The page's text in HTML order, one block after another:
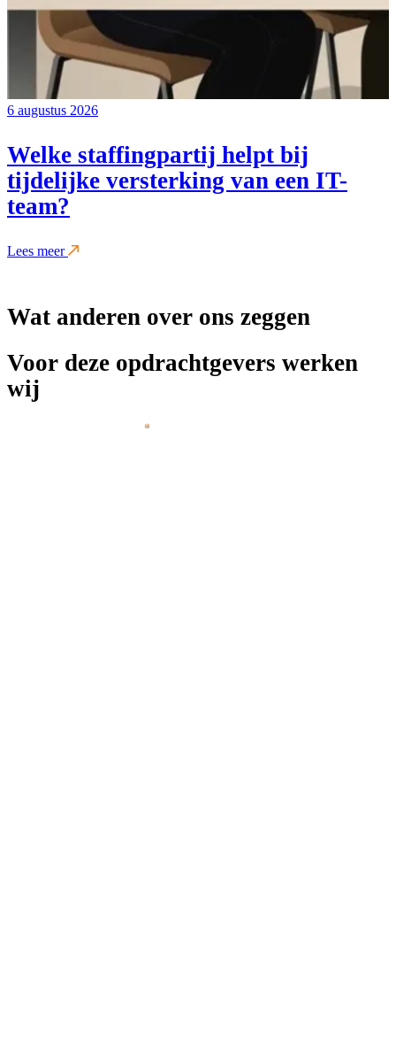
6 augustus 2026
Welke staffingpartij helpt bij
tijdelijke versterking van een IT-
team?
Lees meer
Wat anderen over ons zeggen
Voor deze opdrachtgevers werken
wij